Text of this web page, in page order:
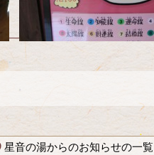
星音の湯からのお知らせの一覧